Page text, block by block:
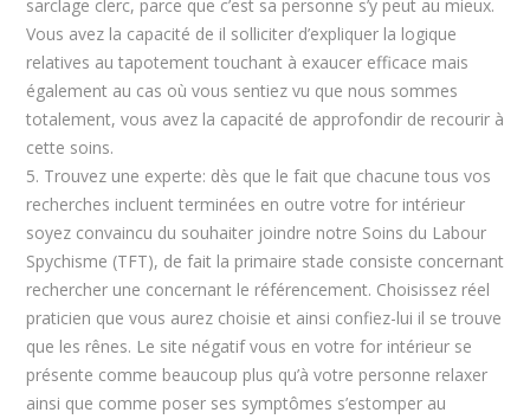
sarclage clerc, parce que c’est sa personne s’y peut au mieux.
Vous avez la capacité de il solliciter d’expliquer la logique
relatives au tapotement touchant à exaucer efficace mais
également au cas où vous sentiez vu que nous sommes
totalement, vous avez la capacité de approfondir de recourir à
cette soins.
5. Trouvez une experte: dès que le fait que chacune tous vos
recherches incluent terminées en outre votre for intérieur
soyez convaincu du souhaiter joindre notre Soins du Labour
Spychisme (TFT), de fait la primaire stade consiste concernant
rechercher une concernant le référencement. Choisissez réel
praticien que vous aurez choisie et ainsi confiez-lui il se trouve
que les rênes. Le site négatif vous en votre for intérieur se
présente comme beaucoup plus qu’à votre personne relaxer
ainsi que comme poser ses symptômes s’estomper au